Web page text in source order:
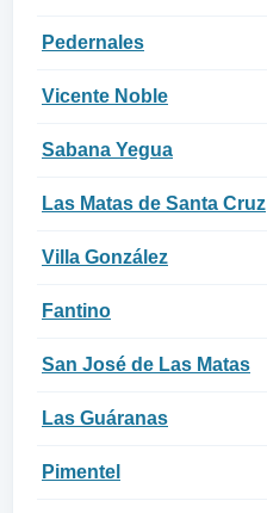
Pedernales
Vicente Noble
Sabana Yegua
Las Matas de Santa Cruz
Villa González
Fantino
San José de Las Matas
Las Guáranas
Pimentel